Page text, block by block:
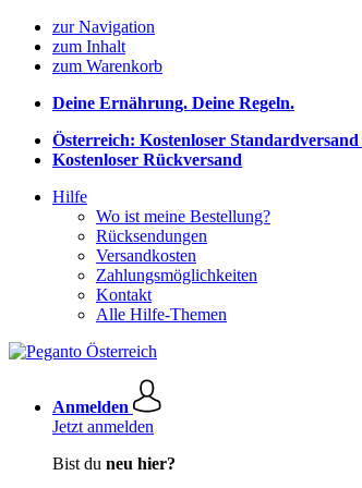
zur Navigation
zum Inhalt
zum Warenkorb
Deine Ernährung. Deine Regeln.
Österreich: Kostenloser Standardversand
Kostenloser Rückversand
Hilfe
Wo ist meine Bestellung?
Rücksendungen
Versandkosten
Zahlungsmöglichkeiten
Kontakt
Alle Hilfe-Themen
Anmelden
Jetzt anmelden
Bist du neu hier?